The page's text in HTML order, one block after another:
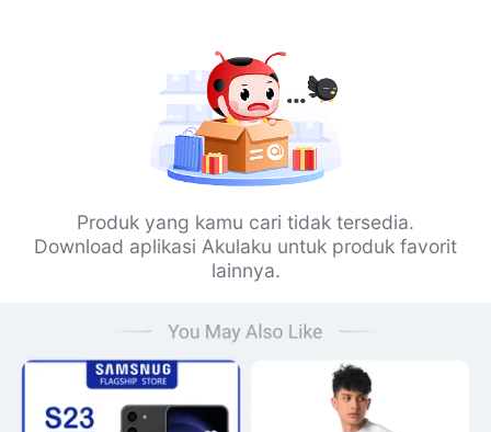
Produk yang kamu cari tidak tersedia.
Download aplikasi Akulaku untuk produk favorit
lainnya.